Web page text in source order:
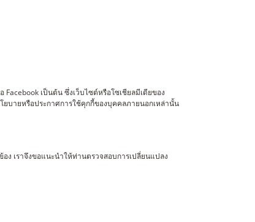
Facebook เป็นต้น ซึ่งเว็บไซต์หรือโซเชียลมีเดียของ
บายหรือประกาศการใช้คุกกี้ของบุคคลภายนอกเหล่านั้น
เราจึงขอแนะนำให้ท่านตรวจสอบการเปลี่ยนแปลง